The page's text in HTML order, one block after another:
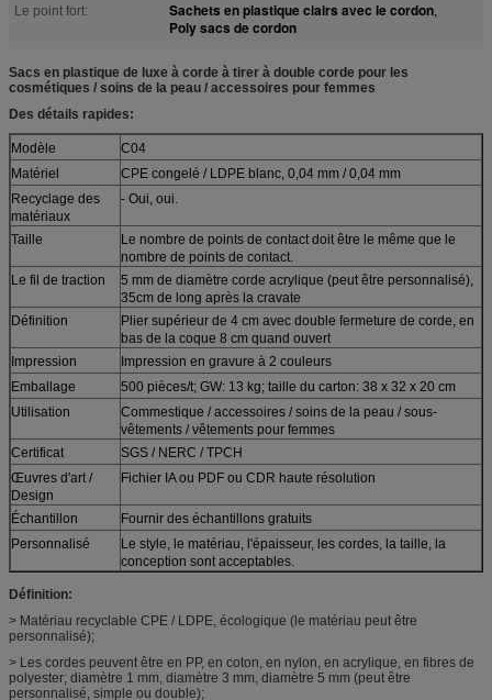
Le point fort: Sachets en plastique clairs avec le cordon,
Poly sacs de cordon
Sacs en plastique de luxe à corde à tirer à double corde pour les
cosmétiques / soins de la peau / accessoires pour femmes
Des détails rapides:
Modèle
C04
Matériel
CPE congelé / LDPE blanc, 0,04 mm / 0,04 mm
Recyclage des
matériaux
- Oui, oui.
Taille
Le nombre de points de contact doit être le même que le
nombre de points de contact.
Le fil de traction
5 mm de diamètre corde acrylique (peut être personnalisé),
35cm de long après la cravate
Définition
Plier supérieur de 4 cm avec double fermeture de corde, en
bas de la coque 8 cm quand ouvert
Impression
Impression en gravure à 2 couleurs
Emballage
500 pièces/t; GW: 13 kg; taille du carton: 38 x 32 x 20 cm
Utilisation
Commestique / accessoires / soins de la peau / sous-
vêtements / vêtements pour femmes
Certificat
SGS / NERC / TPCH
Œuvres d'art /
Design
Fichier IA ou PDF ou CDR haute résolution
Échantillon
Fournir des échantillons gratuits
Personnalisé
Le style, le matériau, l'épaisseur, les cordes, la taille, la
conception sont acceptables.
Définition:
> Matériau recyclable CPE / LDPE, écologique (le matériau peut être
personnalisé);
> Les cordes peuvent être en PP, en coton, en nylon, en acrylique, en fibres de
polyester; diamètre 1 mm, diamètre 3 mm, diamètre 5 mm (peut être
personnalisé, simple ou double);